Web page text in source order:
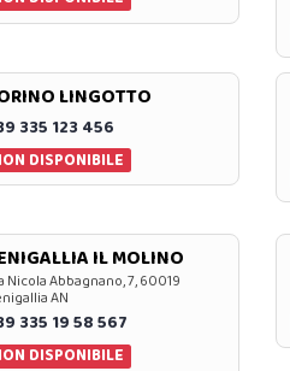
LINGOTTO
335 123 456
DISPONIBILE
IL MOLINO
Nicola Abbagnano, 7, 60019
AN
335 19 58 567
DISPONIBILE